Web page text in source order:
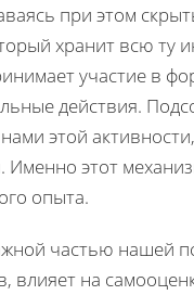
при этом
хранит всю ту
участие в
действия.
этой
Именно этот
опыта.
частью нашей
влияет на